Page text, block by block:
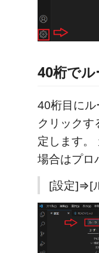
40桁でル
40桁目に
クリック
定します。
場合はプロ
[設定]⇒[